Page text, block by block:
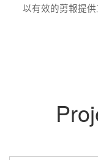
以有效的剪報提